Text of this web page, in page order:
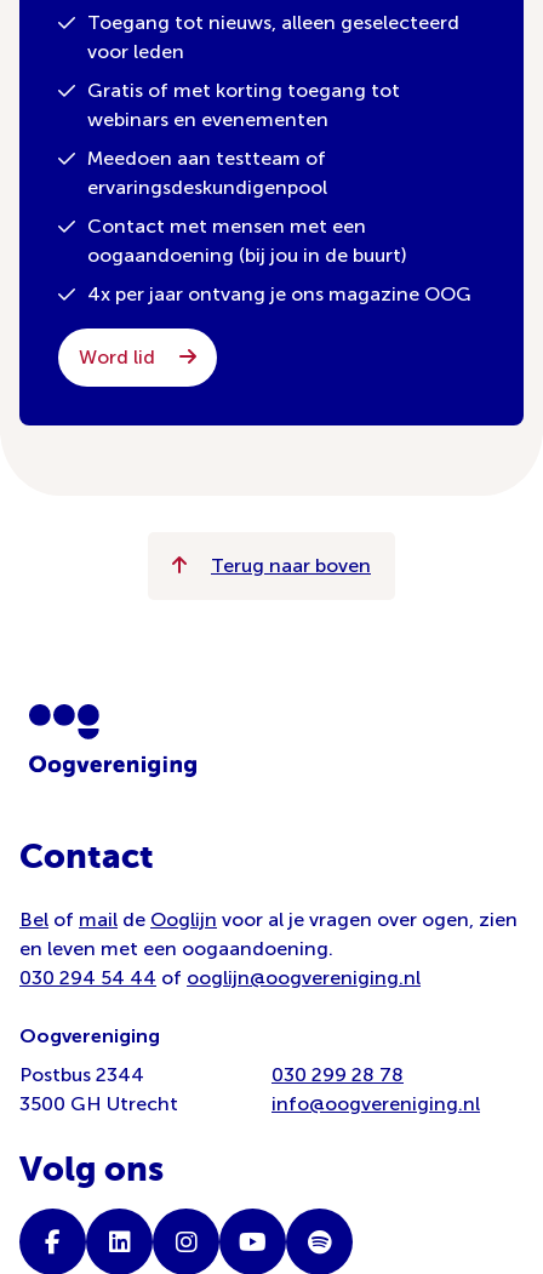
Toegang tot nieuws, alleen geselecteerd
voor leden
Gratis of met korting toegang tot
webinars en evenementen
Meedoen aan testteam of
ervaringsdeskundigenpool
Contact met mensen met een
oogaandoening (bij jou in de buurt)
4x per jaar ontvang je ons magazine OOG
Word lid
Terug naar boven
Contact
Bel of mail de Ooglijn voor al je vragen over ogen, zien
en leven met een oogaandoening.
030 294 54 44 of ooglijn@oogvereniging.nl
Oogvereniging
Postbus 2344
3500 GH Utrecht
030 299 28 78
info@oogvereniging.nl
Volg ons